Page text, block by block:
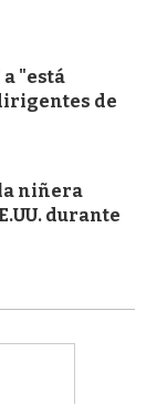
"está
de
niñera
durante